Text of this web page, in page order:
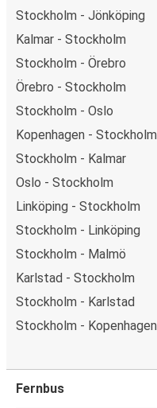
Stockholm - Jönköping
Kalmar - Stockholm
Stockholm - Örebro
Örebro - Stockholm
Stockholm - Oslo
Kopenhagen - Stockholm
Stockholm - Kalmar
Oslo - Stockholm
Linköping - Stockholm
Stockholm - Linköping
Stockholm - Malmö
Karlstad - Stockholm
Stockholm - Karlstad
Stockholm - Kopenhagen
Fernbus